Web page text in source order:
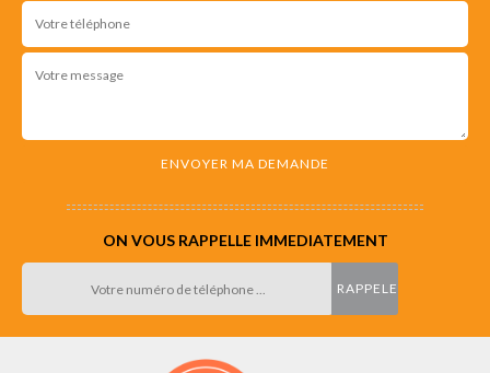
ON VOUS RAPPELLE IMMEDIATEMENT